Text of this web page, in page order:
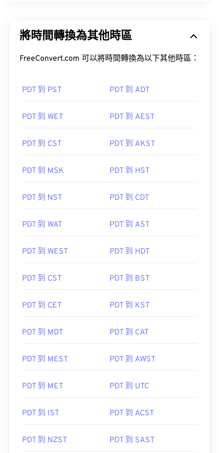
將時間轉換為其他時區
FreeConvert.com 可以將時間轉換為以下其他時區：
PDT 到 PST PDT 到 ADT
PDT 到 WET PDT 到 AEST
PDT 到 CST PDT 到 AKST
PDT 到 MSK PDT 到 HST
PDT 到 NST PDT 到 CDT
PDT 到 WAT PDT 到 AST
PDT 到 WEST PDT 到 HDT
PDT 到 CST PDT 到 BST
PDT 到 CET PDT 到 KST
PDT 到 MDT PDT 到 CAT
PDT 到 MEST PDT 到 AWST
PDT 到 MET PDT 到 UTC
PDT 到 IST PDT 到 ACST
PDT 到 NZST PDT 到 SAST